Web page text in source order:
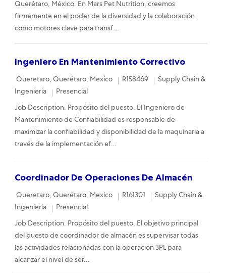
Querétaro, México. En Mars Pet Nutrition, creemos
firmemente en el poder de la diversidad y la colaboración
como motores clave para transf...
Ingeniero En Mantenimiento Correctivo
Location
Queretaro, Querétaro, Mexico Required Id
R158469 Category
Supply Chain &
Ingenieria
Remote
Presencial
Job Description. Propósito del puesto. El Ingeniero de
Mantenimiento de Confiabilidad es responsable de
maximizar la confiabilidad y disponibilidad de la maquinaria a
través de la implementación ef...
Coordinador De Operaciones De Almacén
Location
Queretaro, Querétaro, Mexico Required Id
R161301 Category
Supply Chain &
Ingenieria
Remote
Presencial
Job Description. Propósito del puesto. El objetivo principal
del puesto de coordinador de almacén es supervisar todas
las actividades relacionadas con la operación 3PL para
alcanzar el nivel de ser...